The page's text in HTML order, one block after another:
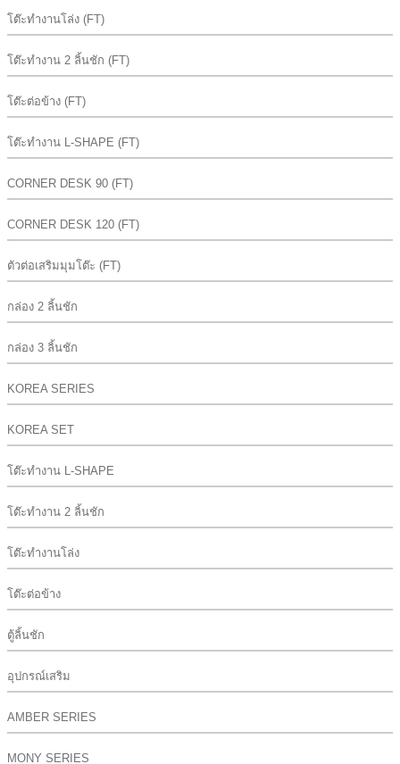
โต๊ะทำงานโล่ง (FT)
โต๊ะทำงาน 2 ลิ้นชัก (FT)
โต๊ะต่อข้าง (FT)
โต๊ะทำงาน L-SHAPE (FT)
CORNER DESK 90 (FT)
CORNER DESK 120 (FT)
ตัวต่อเสริมมุมโต๊ะ (FT)
กล่อง 2 ลิ้นชัก
กล่อง 3 ลิ้นชัก
KOREA SERIES
KOREA SET
โต๊ะทำงาน L-SHAPE
โต๊ะทำงาน 2 ลิ้นชัก
โต๊ะทำงานโล่ง
โต๊ะต่อข้าง
ตู้ลิ้นชัก
อุปกรณ์เสริม
AMBER SERIES
MONY SERIES